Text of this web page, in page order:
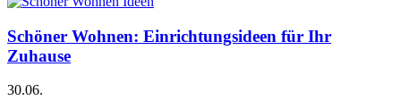
Schöner Wohnen: Einrichtungsideen für Ihr
Zuhause
30.06.